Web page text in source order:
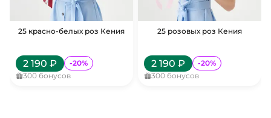
25 красно-белых роз Кения
2 190 ₽ -20%
300 бонусов
25 розовых роз Кения
2 190 ₽ -20%
300 бонусов